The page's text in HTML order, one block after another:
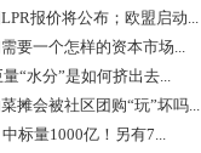
报价将公布；欧盟启动...
要一个怎样的资本市场...
“水分”是如何挤出去...
摊会被社区团购“玩”坏吗...
标量1000亿！另有7...